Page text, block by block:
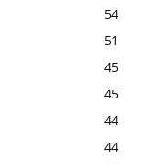
54
51
45
45
44
44